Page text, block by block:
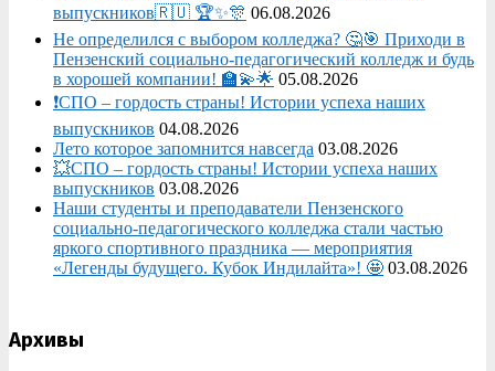
выпускников🇷🇺 🏆✨🎊 06.08.2026
Не определился с выбором колледжа? 🤔🎯 Приходи в
Пензенский социально-педагогический колледж и будь
в хорошей компании! 🏫💫🌟 05.08.2026
❗СПО – гордость страны! Истории успеха наших
выпускников 04.08.2026
Лето которое запомнится навсегда 03.08.2026
💥СПО – гордость страны! Истории успеха наших
выпускников 03.08.2026
Наши студенты и преподаватели Пензенского
социально‑педагогического колледжа стали частью
яркого спортивного праздника — мероприятия
«Легенды будущего. Кубок Индилайта»! 🤩 03.08.2026
Архивы